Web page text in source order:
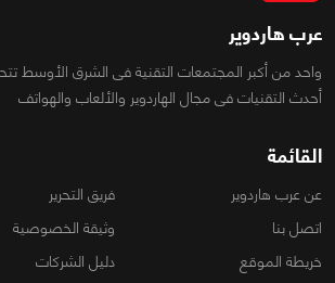
عرب هاردوير
واحد من أكبر المجتمعات التقنية فى الشرق الأوسط
أحدث التقنيات فى مجال الهاردوير والألعاب والهواتف
القائمة
عن عرب هاردوير
فريق التحرير
اتصل بنا
وثيقة الخصوصية
خريطة الموقع
دليل الشركات